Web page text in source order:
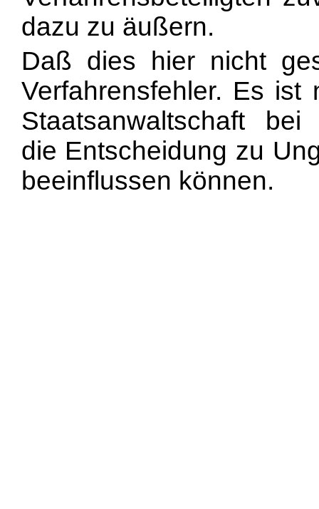
dazu zu äußern.
Daß dies hier nicht
Verfahrensfehler. Es
Staatsanwaltschaft bei
die Entscheidung zu
beeinflussen können.